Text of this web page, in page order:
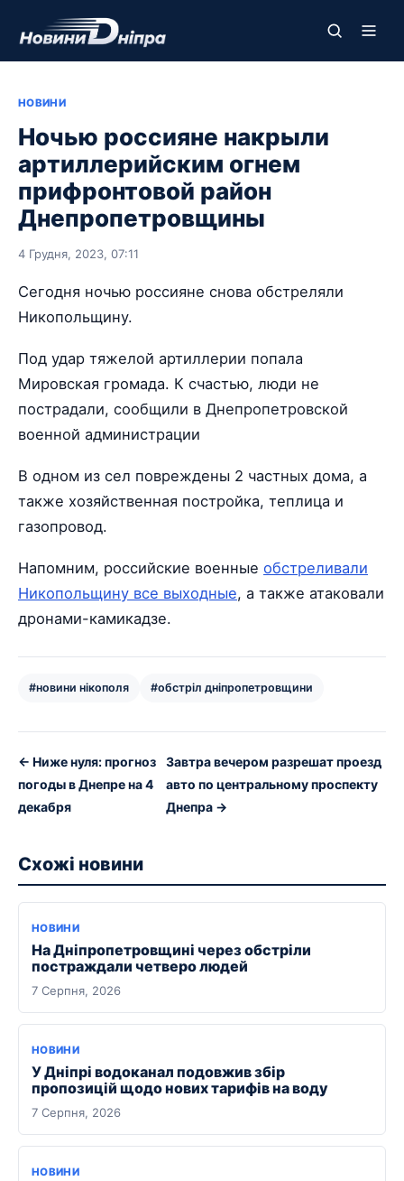
НОВИНИ
Ночью россияне накрыли
артиллерийским огнем
прифронтовой район
Днепропетровщины
4 Грудня, 2023, 07:11
Сегодня ночью россияне снова обстреляли
Никопольщину.
Под удар тяжелой артиллерии попала
Мировская громада. К счастью, люди не
пострадали, сообщили в Днепропетровской
военной администрации
В одном из сел повреждены 2 частных дома, а
также хозяйственная постройка, теплица и
газопровод.
Напомним, российские военные обстреливали
Никопольщину все выходные, а также атаковали
дронами-камикадзе.
#новини нікополя #обстріл дніпропетровщини
← Ниже нуля: прогноз
погоды в Днепре на 4
декабря
Завтра вечером разрешат проезд
авто по центральному проспекту
Днепра →
Схожі новини
НОВИНИ
На Дніпропетровщині через обстріли
постраждали четверо людей
7 Серпня, 2026
НОВИНИ
У Дніпрі водоканал подовжив збір
пропозицій щодо нових тарифів на воду
7 Серпня, 2026
НОВИНИ